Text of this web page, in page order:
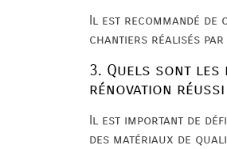
Il est recommandé
chantiers réalisés
3. Quels sont les
rénovation réussi
Il est important de
des matériaux de